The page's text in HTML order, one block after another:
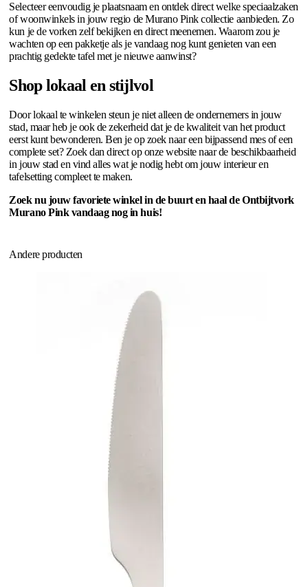
Selecteer eenvoudig je plaatsnaam en ontdek direct welke speciaalzaken
of woonwinkels in jouw regio de Murano Pink collectie aanbieden. Zo
kun je de vorken zelf bekijken en direct meenemen. Waarom zou je
wachten op een pakketje als je vandaag nog kunt genieten van een
prachtig gedekte tafel met je nieuwe aanwinst?
Shop lokaal en stijlvol
Door lokaal te winkelen steun je niet alleen de ondernemers in jouw
stad, maar heb je ook de zekerheid dat je de kwaliteit van het product
eerst kunt bewonderen. Ben je op zoek naar een bijpassend mes of een
complete set? Zoek dan direct op onze website naar de beschikbaarheid
in jouw stad en vind alles wat je nodig hebt om jouw interieur en
tafelsetting compleet te maken.
Zoek nu jouw favoriete winkel in de buurt en haal de Ontbijtvork
Murano Pink vandaag nog in huis!
Andere producten